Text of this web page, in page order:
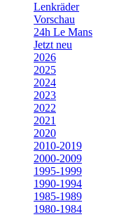
Lenkräder
Vorschau
24h Le Mans
Jetzt neu
2026
2025
2024
2023
2022
2021
2020
2010-2019
2000-2009
1995-1999
1990-1994
1985-1989
1980-1984